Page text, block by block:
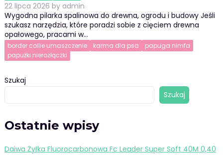
22 lipca 2026 by admin
Wygodna pilarka spalinowa do drewna, ogrodu i budowy Jeśli
szukasz narzędzia, które poradzi sobie z cięciem drewna
opałowego, pracami w…
border collie umaszczenie karma dla psa
papuga nimfa
papużki nierozłączki
Szukaj
Szukaj
Ostatnie wpisy
Daiwa Żyłka Fluorocarbonowa Fc Leader Super Soft 40M 0,40